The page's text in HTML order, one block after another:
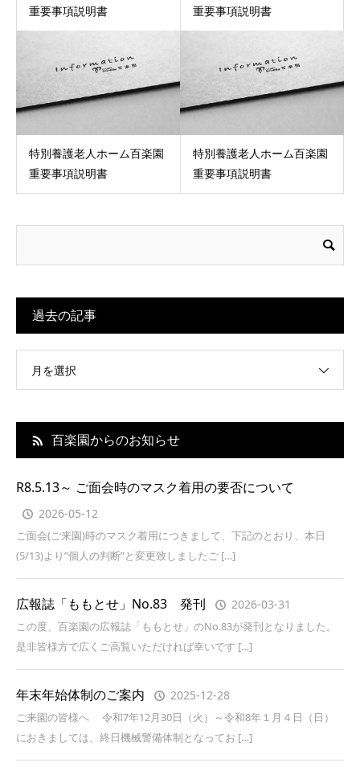
重要事項説明書
重要事項説明書
特別養護老人ホーム百楽園
重要事項説明書
特別養護老人ホーム百楽園
重要事項説明書
過去の記事
月を選択
百楽園からのお知らせ
R8.5.13～ ご面会時のマスク着用の要否について
2026-05-12
ご面会(ご来園)時のマスク着用につきまして、下記のとおり、本日
(5/13)より”個人の判断”と変更致しましたご […]
広報誌「ももとせ」No.83 発刊 2026-03-31
この度、百楽園の広報誌「ももとせ」のNo.83が発刊となりました。
是非皆様方で広くご高覧いただければ幸いです […]
年末年始体制のご案内 2025-12-28
ご来園の皆様へ 令和7年12月30日（火）～令和8年１月４日（日）
におきましては、終日機械警備体制となってお […]